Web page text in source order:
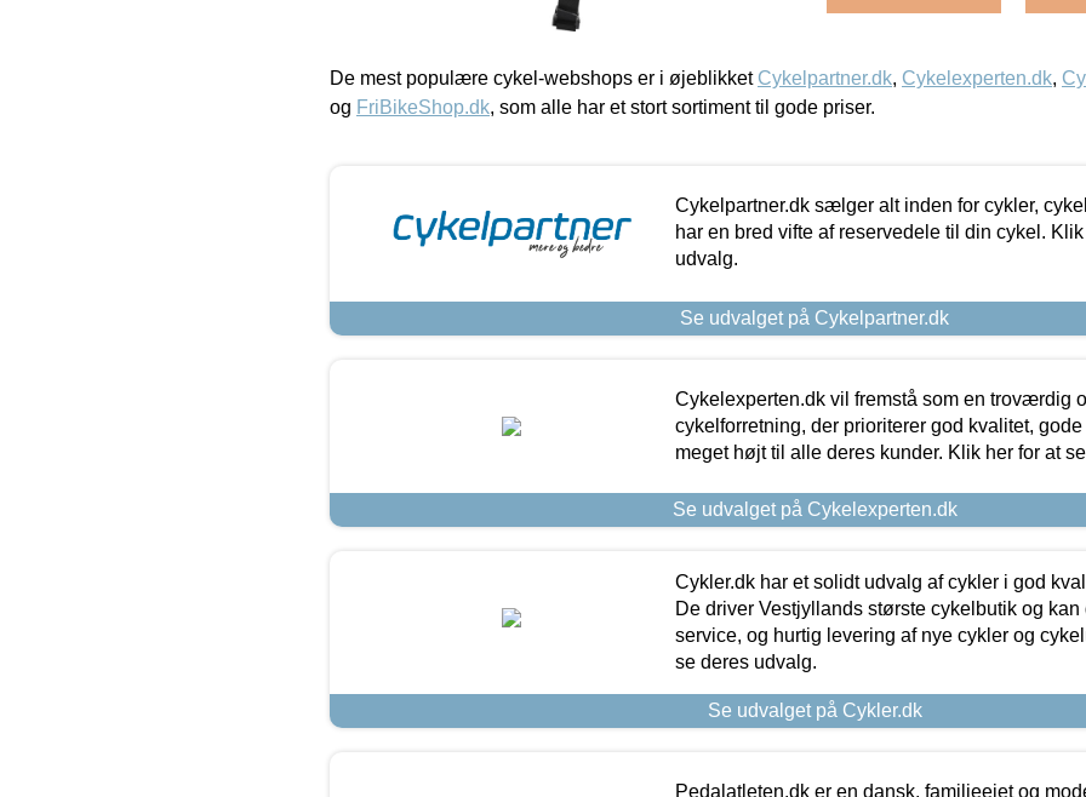
De mest populære cykel-webshops er i øjeblikket Cykelpartner.dk, Cykelexperten.dk,
og FriBikeShop.dk, som alle har et stort sortiment til gode priser.
Cykelpartner.dk sælger alt inden for cykler,
har en bred vifte af reservedele til din cykel.
udvalg.
Se udvalget på Cykelpartner.dk
Cykelexperten.dk vil fremstå som en troværdig
cykelforretning, der prioriterer god kvalitet,
meget højt til alle deres kunder. Klik her for at
Se udvalget på Cykelexperten.dk
Cykler.dk har et solidt udvalg af cykler i god
De driver Vestjyllands største cykelbutik og kan
service, og hurtig levering af nye cykler og
se deres udvalg.
Se udvalget på Cykler.dk
Pedalatleten.dk er en dansk, familieejet og